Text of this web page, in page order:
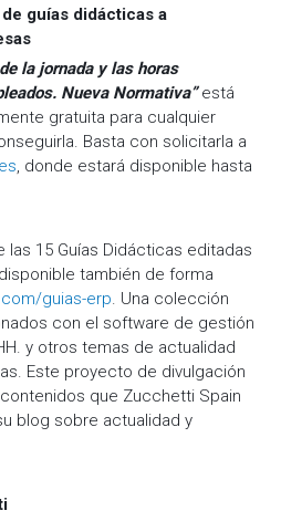
guías didácticas a
la jornada y las horas
Nueva Normativa”está
gratuita para cualquier
Basta con solicitarla a
, donde estará disponible hasta
15 Guías Didácticas editadas
también de forma
guias-erp. Una colección
con el software de gestión
y otros temas de actualidad
Este proyecto de divulgación
que Zucchetti Spain
blog sobre actualidad y